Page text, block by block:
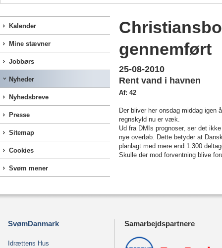
Kalender
Mine stævner
Jobbørs
Nyheder
Nyhedsbreve
Presse
Sitemap
Cookies
Svøm mener
gennemført
25-08-2010
Rent vand i havnen
Af: 42
Der bliver her onsdag middag igen
regnskyld nu er væk.
Ud fra DMIs prognoser, ser det
nye overløb. Dette betyder at
planlagt med mere end 1.300
Skulle der mod forventning blive
SvømDanmark
Idrættens Hus
Samarbejdspartnere